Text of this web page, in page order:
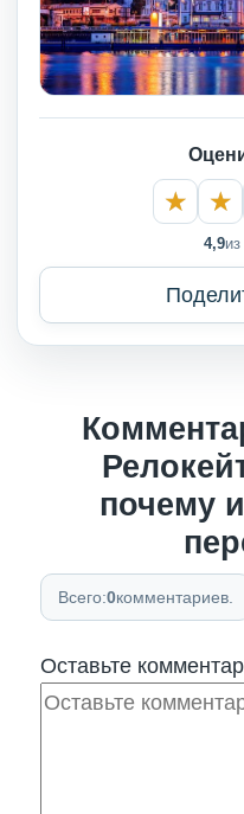
4,9из
почему
Всего:0комментариев.
Оставьте
Комментарий